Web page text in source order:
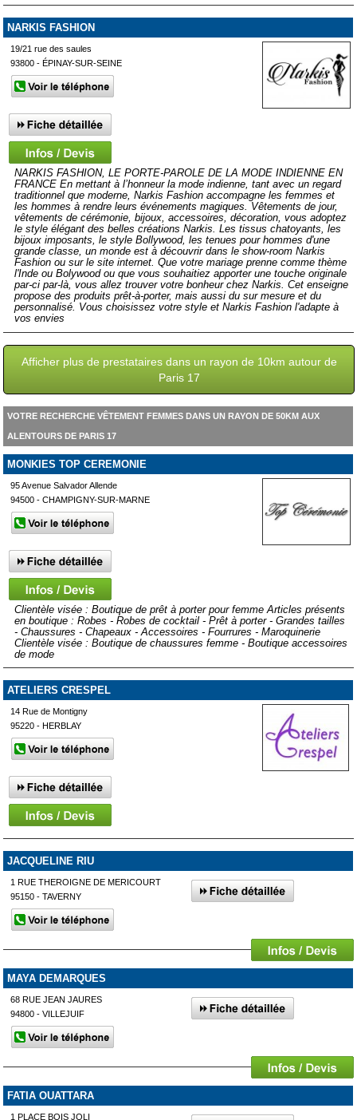
NARKIS FASHION
19/21 rue des saules
93800 - ÉPINAY-SUR-SEINE
NARKIS FASHION, LE PORTE-PAROLE DE LA MODE INDIENNE EN
FRANCE En mettant à l’honneur la mode indienne, tant avec un regard
traditionnel que moderne, Narkis Fashion accompagne les femmes et
les hommes à rendre leurs événements magiques. Vêtements de jour,
vêtements de cérémonie, bijoux, accessoires, décoration, vous adoptez
le style élégant des belles créations Narkis. Les tissus chatoyants, les
bijoux imposants, le style Bollywood, les tenues pour hommes d'une
grande classe, un monde est à découvrir dans le show-room Narkis
Fashion ou sur le site internet. Que votre mariage prenne comme thème
l'Inde ou Bolywood ou que vous souhaitiez apporter une touche originale
par-ci par-là, vous allez trouver votre bonheur chez Narkis. Cet enseigne
propose des produits prêt-à-porter, mais aussi du sur mesure et du
personnalisé. Vous choisissez votre style et Narkis Fashion l'adapte à
vos envies
Afficher plus de prestataires dans un rayon de 10km autour de
Paris 17
VOTRE RECHERCHE VÊTEMENT FEMMES DANS UN RAYON DE 50KM AUX
ALENTOURS DE PARIS 17
MONKIES TOP CEREMONIE
95 Avenue Salvador Allende
94500 - CHAMPIGNY-SUR-MARNE
Clientèle visée : Boutique de prêt à porter pour femme Articles présents
en boutique : Robes - Robes de cocktail - Prêt à porter - Grandes tailles
- Chaussures - Chapeaux - Accessoires - Fourrures - Maroquinerie
Clientèle visée : Boutique de chaussures femme - Boutique accessoires
de mode
ATELIERS CRESPEL
14 Rue de Montigny
95220 - HERBLAY
JACQUELINE RIU
1 RUE THEROIGNE DE MERICOURT
95150 - TAVERNY
MAYA DEMARQUES
68 RUE JEAN JAURES
94800 - VILLEJUIF
FATIA OUATTARA
1 PLACE BOIS JOLI